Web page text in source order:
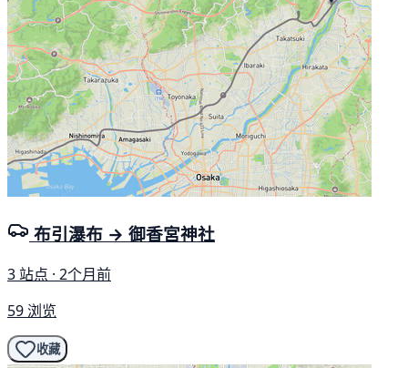
布引瀑布 → 御香宮神社
3 站点 · 2个月前
59 浏览
收藏